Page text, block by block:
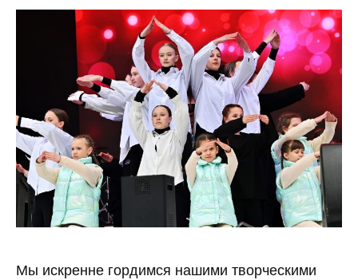
Мы искренне гордимся нашими творческими